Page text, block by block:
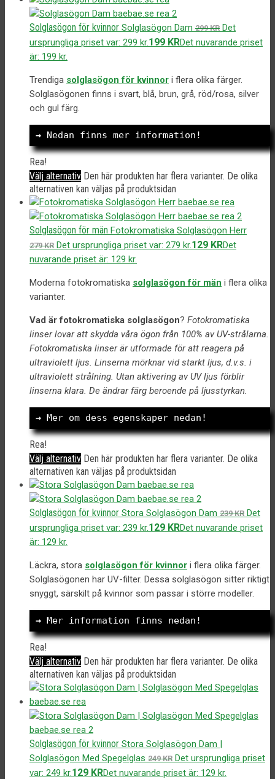
Solglasögon för kvinnor Solglasögon Dam 299KR Det
ursprungliga priset var: 299 kr.199 KRDet nuvarande priset
är: 199 kr.
Trendiga solglasögon för kvinnor i flera olika färger.
Solglasögonen finns i svart, blå, brun, grå, röd/rosa, silver
och gul färg.
→ Nedan finns mer information!
Rea!
Välj alternativ Den här produkten har flera varianter. De olika
alternativen kan väljas på produktsidan
Solglasögon för män Fotokromatiska Solglasögon Herr
279KR Det ursprungliga priset var: 279 kr.129 KRDet
nuvarande priset är: 129 kr.
Moderna fotokromatiska solglasögon för män i flera olika
varianter.
Vad är fotokromatiska solglasögon? Fotokromatiska
linser lovar att skydda våra ögon från 100% av UV-strålarna.
Fotokromatiska linser är utformade för att reagera på
ultraviolett ljus. Linserna mörknar vid starkt ljus, d.v.s. i
ultraviolett strålning. Utan aktivering av UV ljus förblir
linserna klara. De ändrar färg beroende på ljusstyrkan.
→ Mer om dess egenskaper nedan!
Rea!
Välj alternativ Den här produkten har flera varianter. De olika
alternativen kan väljas på produktsidan
Solglasögon för kvinnor Stora Solglasögon Dam 239KR Det
ursprungliga priset var: 239 kr.129 KRDet nuvarande priset
är: 129 kr.
Läckra, stora solglasögon för kvinnor i flera olika färger.
Solglasögonen har UV-filter. Dessa solglasögon sitter riktigt
snyggt, särskilt på kvinnor som passar i större modeller.
→ Mer information finns nedan!
Rea!
Välj alternativ Den här produkten har flera varianter. De olika
alternativen kan väljas på produktsidan
Solglasögon för kvinnor Stora Solglasögon Dam |
Solglasögon Med Spegelglas 249KR Det ursprungliga priset
var: 249 kr.129 KRDet nuvarande priset är: 129 kr.